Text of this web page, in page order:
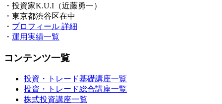
・投資家K.U.I（近藤勇一）
・東京都渋谷区在中
・ プロフィール 詳細
・ 運用実績一覧
コンテンツ一覧
投資・トレード基礎講座一覧
投資・トレード総合講座一覧
株式投資講座一覧